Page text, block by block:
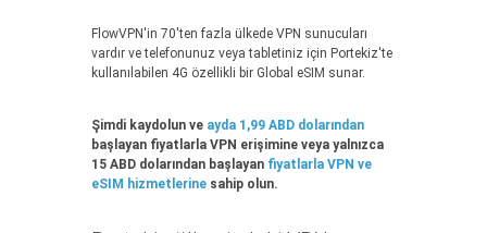
FlowVPN'in 70'ten fazla ülkede VPN sunucuları
vardır ve telefonunuz veya tabletiniz için Portekiz'te
kullanılabilen 4G özellikli bir Global eSIM sunar.
Şimdi kaydolun ve ayda 1,99 ABD dolarından
başlayan fiyatlarla VPN erişimine veya yalnızca
15 ABD dolarından başlayan fiyatlarla VPN ve
eSIM hizmetlerine sahip olun.